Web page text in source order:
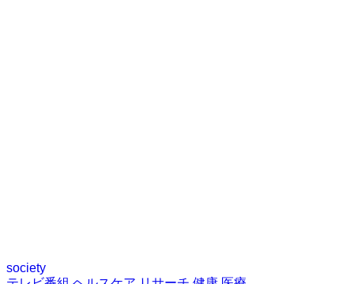
society